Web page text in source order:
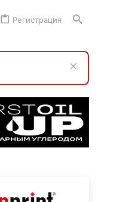
Регистрация